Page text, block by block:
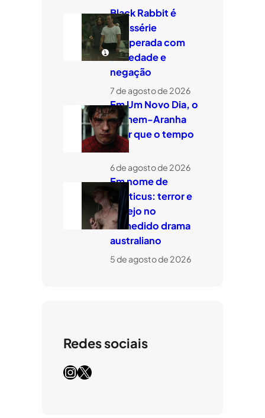
Black Rabbit é
minissérie
temperada com
ansiedade e
negação
7 de agosto de 2026
Em Um Novo Dia, o
Homem-Aranha
quer que o tempo
voe
6 de agosto de 2026
Em nome de
Leviticus: terror e
desejo no
comedido drama
australiano
5 de agosto de 2026
Redes sociais
InstagramX